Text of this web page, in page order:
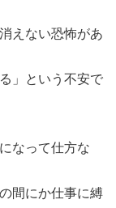
えない恐怖があ
」という不安で
なって仕方な
間にか仕事に縛